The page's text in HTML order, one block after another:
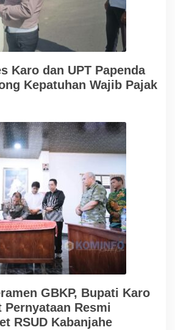
Karo dan UPT Papenda
Kepatuhan Wajib Pajak
GBKP, Bupati Karo
Pernyataan Resmi
RSUD Kabanjahe